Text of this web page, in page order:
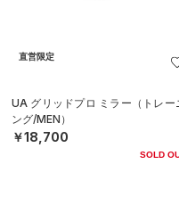
直営限定
UA グリッドプロ ミラー（トレー
ング/MEN）
￥18,700
SOLD